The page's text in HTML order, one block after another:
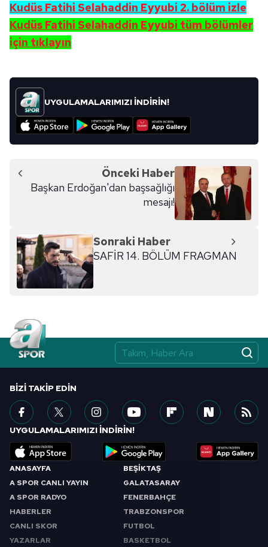
Kudüs Fatihi Selahaddin Eyyubi 2. bölüm izle
Kudüs Fatihi Selahaddin Eyyubi tüm bölümler
için tıklayın
UYGULAMALARIMIZI İNDİRİN!
Önceki Haber
Başkan Erdoğan'dan başsağlığı
mesajı!
Sonraki Haber
SAFİR 14. BÖLÜM FRAGMAN
ANASAYFA
A SPOR CANLI YAYIN
A SPOR RADYO
HABERLER
CANLI SKOR
YAZARLAR
BEŞİKTAŞ
GALATASARAY
FENERBAHÇE
TRABZONSPOR
FUTBOL
BASKETBOL
BIZI TAKIP EDIN
UYGULAMALARIMIZI İNDİRİN!